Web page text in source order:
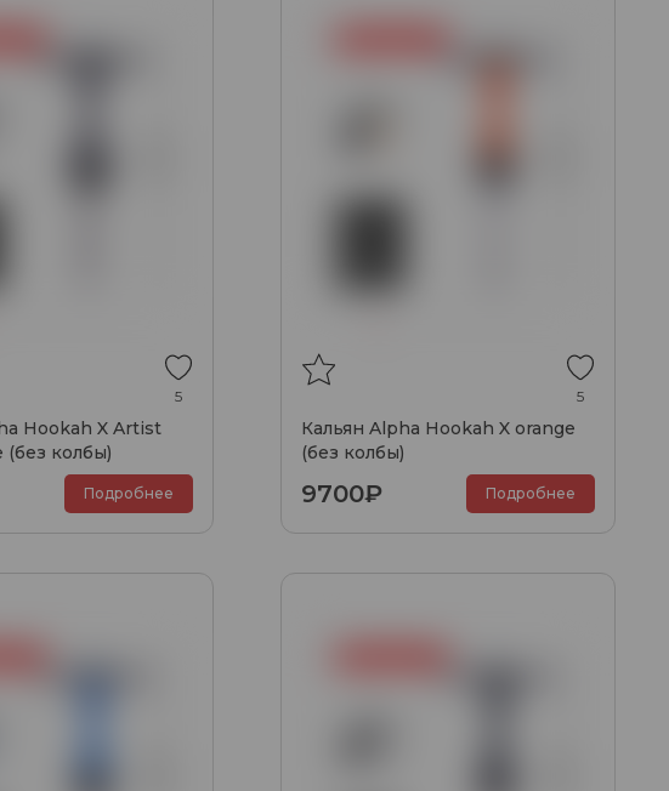
5
Hookah X Artist
колбы)
Подробнее
5
Кальян Alpha Hookah X orange
(без колбы)
9700₽ Подробнее